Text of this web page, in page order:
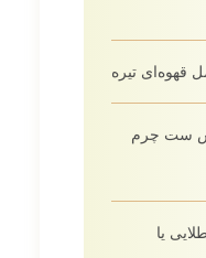
قهوه‌ای تیره
ست چرم
یا